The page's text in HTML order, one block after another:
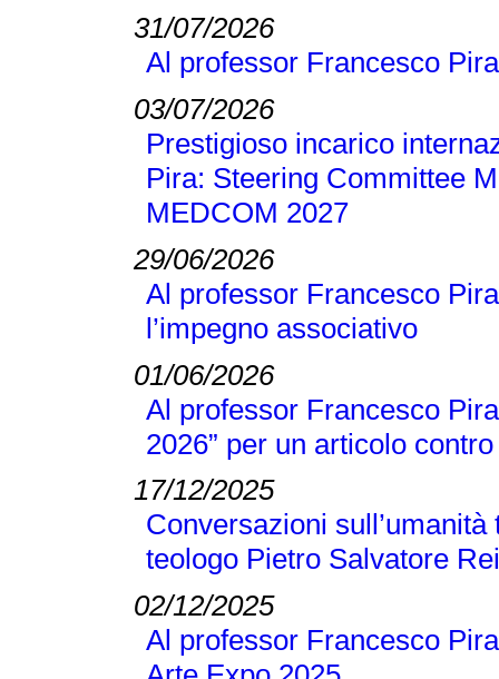
31/07/2026
Al professor Francesco
03/07/2026
Prestigioso incarico
Pira: Steering Committee
MEDCOM 2027
29/06/2026
Al professor Francesco
l’impegno associativo
01/06/2026
Al professor Francesco
2026” per un articolo
17/12/2025
Conversazioni
teologo Pietro Salvatore
02/12/2025
Al professor Francesco